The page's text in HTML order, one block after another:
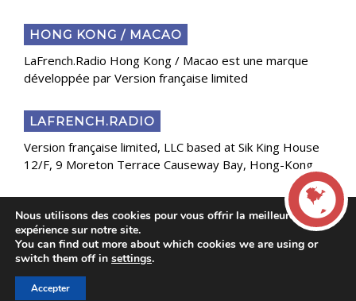
HONG KONG / MACAO
LaFrench.Radio Hong Kong / Macao est une marque
développée par Version française limited
LAFRENCH.RADIO
Version française limited, LLC based at Sik King House
12/F, 9 Moreton Terrace Causeway Bay, Hong-Kong
Copyright 2025 Presse Généraliste des Français de
l’Étranger
LIVE
Nous utilisons des cookies pour vous offrir la meilleure
expérience sur notre site.
You can find out more about which cookies we are using or
switch them off in settings.
Accepter